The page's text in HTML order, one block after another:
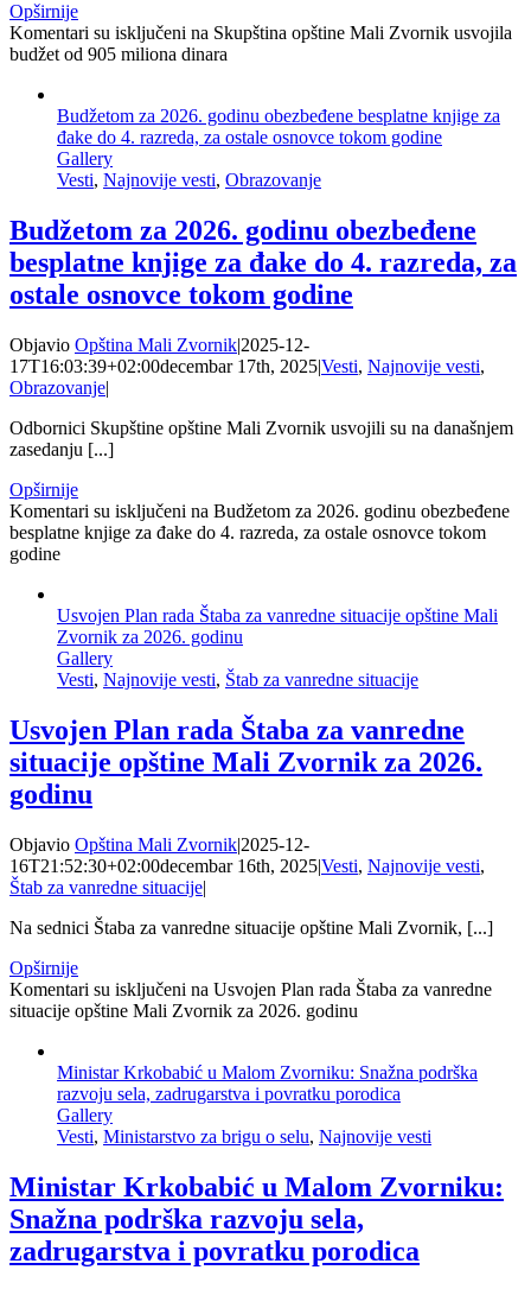
Opširnije
Komentari su isključeni na Skupština opštine Mali Zvornik usvojila
budžet od 905 miliona dinara
Budžetom za 2026. godinu obezbeđene besplatne knjige za
đake do 4. razreda, za ostale osnovce tokom godine
Gallery
Vesti, Najnovije vesti, Obrazovanje
Budžetom za 2026. godinu obezbeđene
besplatne knjige za đake do 4. razreda, za
ostale osnovce tokom godine
Objavio Opština Mali Zvornik|2025-12-
17T16:03:39+02:00decembar 17th, 2025|Vesti, Najnovije vesti,
Obrazovanje|
Odbornici Skupštine opštine Mali Zvornik usvojili su na današnjem
zasedanju [...]
Opširnije
Komentari su isključeni na Budžetom za 2026. godinu obezbeđene
besplatne knjige za đake do 4. razreda, za ostale osnovce tokom
godine
Usvojen Plan rada Štaba za vanredne situacije opštine Mali
Zvornik za 2026. godinu
Gallery
Vesti, Najnovije vesti, Štab za vanredne situacije
Usvojen Plan rada Štaba za vanredne
situacije opštine Mali Zvornik za 2026.
godinu
Objavio Opština Mali Zvornik|2025-12-
16T21:52:30+02:00decembar 16th, 2025|Vesti, Najnovije vesti,
Štab za vanredne situacije|
Na sednici Štaba za vanredne situacije opštine Mali Zvornik, [...]
Opširnije
Komentari su isključeni na Usvojen Plan rada Štaba za vanredne
situacije opštine Mali Zvornik za 2026. godinu
Ministar Krkobabić u Malom Zvorniku: Snažna podrška
razvoju sela, zadrugarstva i povratku porodica
Gallery
Vesti, Ministarstvo za brigu o selu, Najnovije vesti
Ministar Krkobabić u Malom Zvorniku:
Snažna podrška razvoju sela,
zadrugarstva i povratku porodica